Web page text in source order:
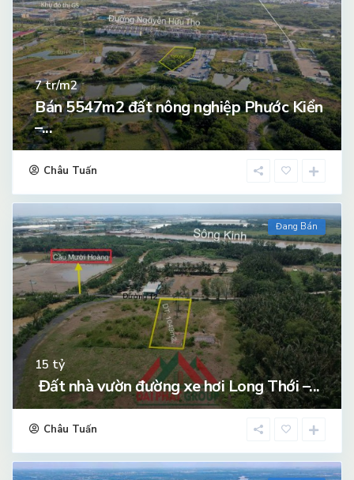
7tr/m2
Bán 5547m2 đất nông nghiệp Phước Kiển
–...
Châu Tuấn
Đang Bán
15 tỷ
Đất nhà vườn đường xe hơi Long Thới –...
Châu Tuấn